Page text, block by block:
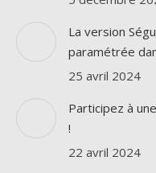
fenêtrefenêtre
La version
paramétrée
25 avril 2024
Participez à
!
22 avril 2024